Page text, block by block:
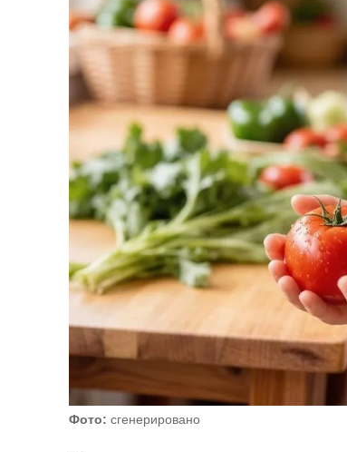
Фото: сгенерировано